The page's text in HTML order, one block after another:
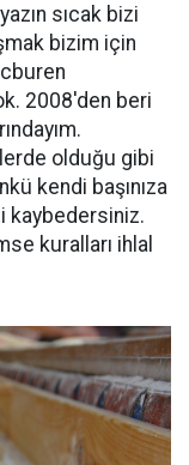
sıcak bizi
bizim için
2008'den beri
olduğu gibi
kendi başınıza
kaybedersiniz.
kuralları ihlal